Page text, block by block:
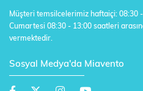
Müşteri temsilcelerimiz haftaiçi: 08:30
Cumartesi 08:30 - 13:00 saatleri
vermektedir.
Sosyal Medya'da Miavento